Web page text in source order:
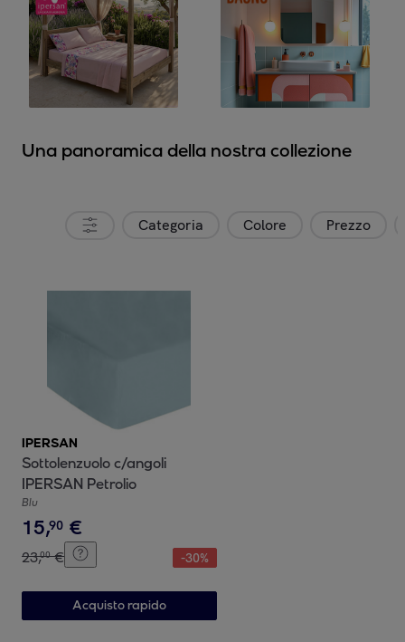
Una panoramica della nostra collezione
Categoria Colore Prezzo
IPERSAN
Sottolenzuolo c/angoli
IPERSAN Petrolio
Blu
15,90 €
23,00 € -30%
Acquisto rapido